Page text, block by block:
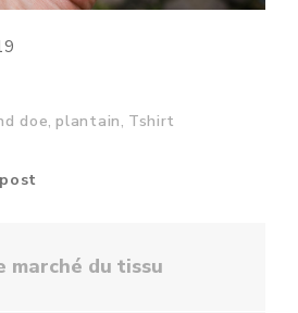
doe,plantain, Tshirt
marché du tissu